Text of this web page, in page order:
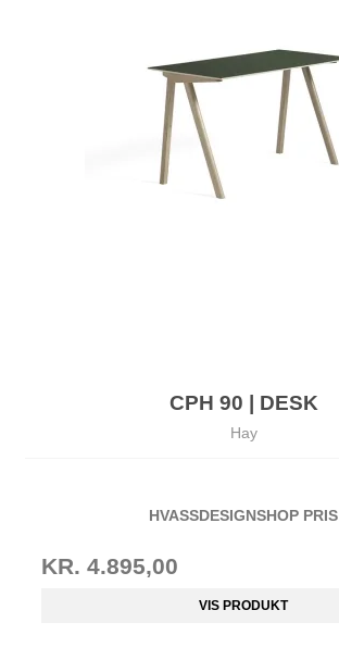
CPH 90 | DESK
Hay
HVASSDESIGNSHOP PRIS
KR. 4.895,00
VIS PRODUKT